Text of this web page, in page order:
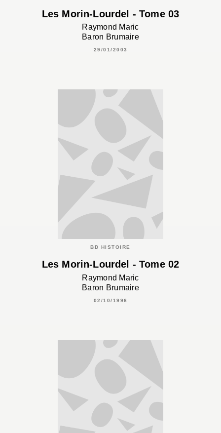
Les Morin-Lourdel - Tome 03
Raymond Maric
Baron Brumaire
29/01/2003
BD HISTOIRE
Les Morin-Lourdel - Tome 02
Raymond Maric
Baron Brumaire
02/10/1996